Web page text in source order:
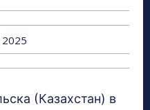
(Казахстан) в